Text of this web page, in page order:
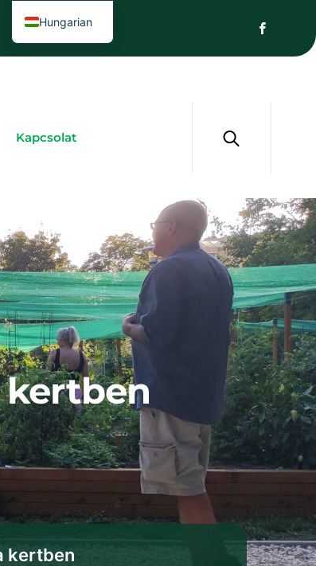
Kapcsolat
kertben
kertben
Hungarian